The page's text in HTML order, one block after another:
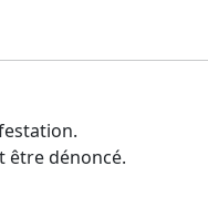
être dénoncé.